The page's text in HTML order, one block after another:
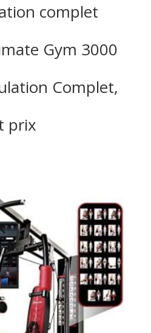
complet
Gym 3000
Complet,
prix